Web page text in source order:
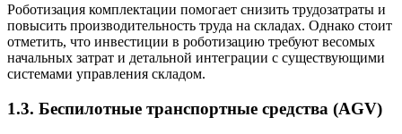
Роботизация комплектации помогает снизить трудозатраты и
повысить производительность труда на складах. Однако стоит
отметить, что инвестиции в роботизацию требуют весомых
начальных затрат и детальной интеграции с существующими
системами управления складом.
1.3. Беспилотные транспортные средства (AGV)